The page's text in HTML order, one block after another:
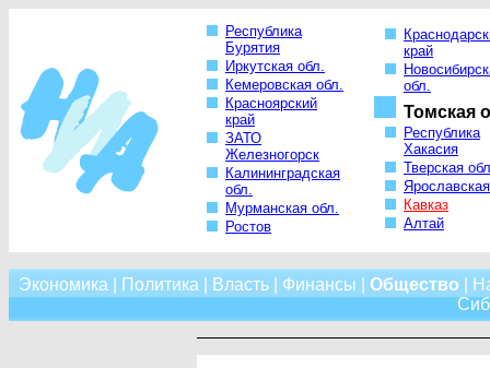
Республика
Бурятия
Иркутская обл.
Кемеровская обл.
Красноярский
край
ЗАТО
Железногорск
Калининградская
обл.
Мурманская обл.
Ростов
край
обл.
Томская
Республика
Хакасия
Тверская
Кавказ
Алтай
Экономика Политика Власть| Финансы Общество